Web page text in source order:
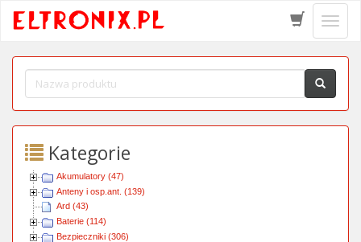
menu
Kategorie
Akumulatory (47)
Anteny i osp.ant. (139)
Ard (43)
Baterie (114)
Bezpieczniki (306)